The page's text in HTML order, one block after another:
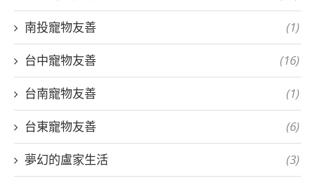
南投寵物友善 (1)
台中寵物友善 (16)
台南寵物友善 (1)
台東寵物友善 (6)
夢幻的盧家生活 (3)